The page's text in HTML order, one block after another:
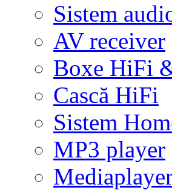
Sistem
AV receiver
Boxe HiFi
Cască HiFi
Sistem
MP3 player